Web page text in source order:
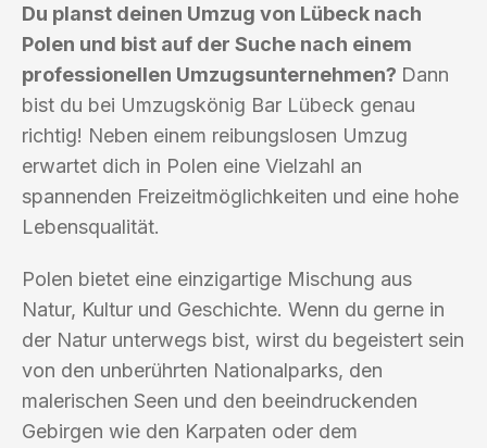
Du planst deinen Umzug von Lübeck nach
Polen und bist auf der Suche nach einem
professionellen Umzugsunternehmen? Dann
bist du bei Umzugskönig Bar Lübeck genau
richtig! Neben einem reibungslosen Umzug
erwartet dich in Polen eine Vielzahl an
spannenden Freizeitmöglichkeiten und eine hohe
Lebensqualität.
Polen bietet eine einzigartige Mischung aus
Natur, Kultur und Geschichte. Wenn du gerne in
der Natur unterwegs bist, wirst du begeistert sein
von den unberührten Nationalparks, den
malerischen Seen und den beeindruckenden
Gebirgen wie den Karpaten oder dem